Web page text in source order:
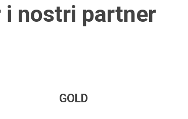
i nostri partner
GOLD